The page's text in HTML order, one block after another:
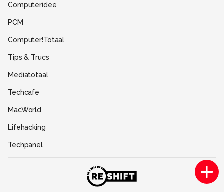
Computeridee
PCM
Computer!Totaal
Tips & Trucs
Mediatotaal
Techcafe
MacWorld
Lifehacking
Techpanel